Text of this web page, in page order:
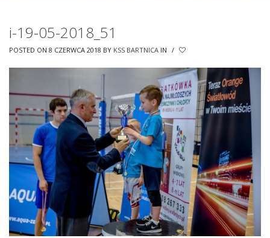
i-19-05-2018_51
POSTED ON 8 CZERWCA 2018 BY KSS BARTNICA IN /